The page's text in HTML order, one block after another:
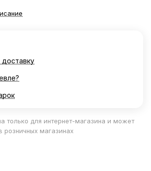
доставку
только для интернет-магазина и может
розничных магазинах